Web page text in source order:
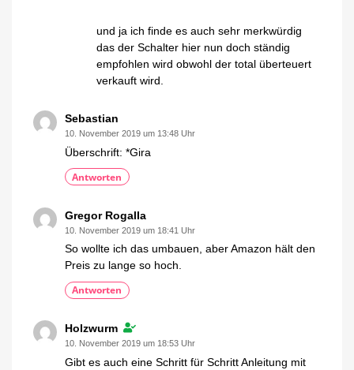
und ja ich finde es auch sehr merkwürdig
das der Schalter hier nun doch ständig
empfohlen wird obwohl der total überteuert
verkauft wird.
Sebastian
10. November 2019 um 13:48 Uhr
Überschrift: *Gira
Antworten
Gregor Rogalla
10. November 2019 um 18:41 Uhr
So wollte ich das umbauen, aber Amazon hält den
Preis zu lange so hoch.
Antworten
Holzwurm
10. November 2019 um 18:53 Uhr
Gibt es auch eine Schritt für Schritt Anleitung mit